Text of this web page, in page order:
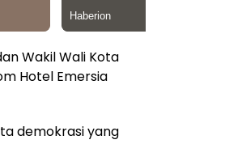
Wakil Wali Kota
Hotel Emersia
demokrasi yang